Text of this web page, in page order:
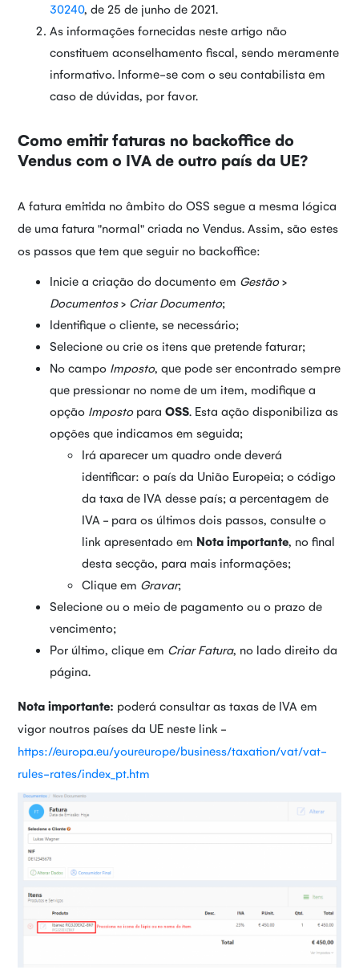
30240, de 25 de junho de 2021.
As informações fornecidas neste artigo não
constituem aconselhamento fiscal, sendo meramente
informativo. Informe-se com o seu contabilista em
caso de dúvidas, por favor.
Como emitir faturas no backoffice do
Vendus com o IVA de outro país da UE?
A fatura emitida no âmbito do OSS segue a mesma lógica
de uma fatura "normal" criada no Vendus. Assim, são estes
os passos que tem que seguir no backoffice:
Inicie a criação do documento em Gestão>
Documentos> Criar Documento;
Identifique o cliente, se necessário;
Selecione ou crie os itens que pretende faturar;
No campo Imposto, que pode ser encontrado sempre
que pressionar no nome de um item, modifique a
opção ImpostoparaOSS. Esta ação disponibiliza as
opções que indicamos em seguida;
Irá aparecer um quadro onde deverá
identificar: o país da União Europeia; o código
da taxa de IVA desse país; a percentagem de
IVA - para os últimos dois passos, consulte o
link apresentado em Nota importante, no final
desta secção, para mais informações;
Clique em Gravar;
Selecione ou o meio de pagamento ou o prazo de
vencimento;
Por último, clique em Criar Fatura, no lado direito da
página.
Nota importante: poderá consultar as taxas de IVA em
vigor noutros países da UE neste link -
https://europa.eu/youreurope/business/taxation/vat/vat-
rules-rates/index_pt.htm